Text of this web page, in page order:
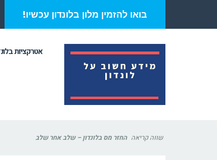
בואו להזמין מלון בלונדון עכשיו!
אטרקציות
שווה קריאה החזר מס בלונדון – שלב אחר שלב